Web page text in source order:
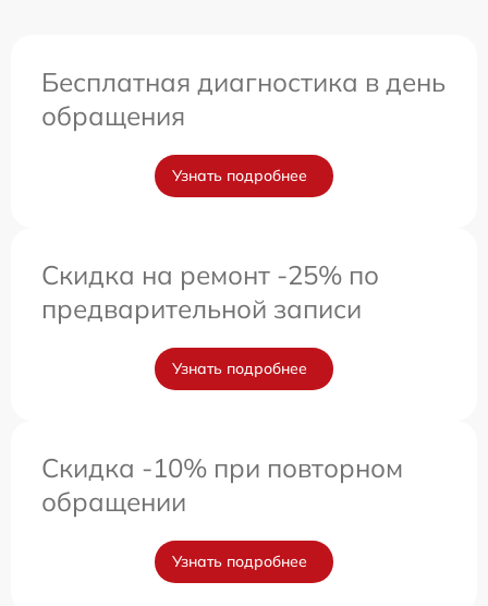
Бесплатная диагностика в день
обращения
Узнать подробнее
Скидка на ремонт -25% по
предварительной записи
Узнать подробнее
Скидка -10% при повторном
обращении
Узнать подробнее